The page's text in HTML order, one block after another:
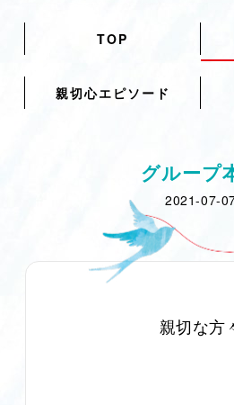
TOP
親切心エピソード
グループ
2021-07-
親切な方